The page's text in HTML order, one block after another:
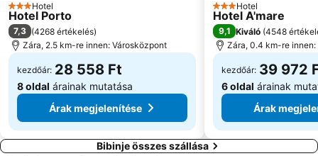
3 Kategória
Hotel
Hotel Porto
7,3 (4268 értékelés)
Zára, 2.5 km-re innen: Városközpont
kezdőár: 28 558 Ft
8 oldal árainak mutatása
Árak megjelenítése
3 Kategória
Hotel
Hotel A'mare
9,1 Kiváló (4548
Zára, 0.4 km-re
kezdőár: 39 972
6 oldal árainak
Árak
Bibinje összes szállása